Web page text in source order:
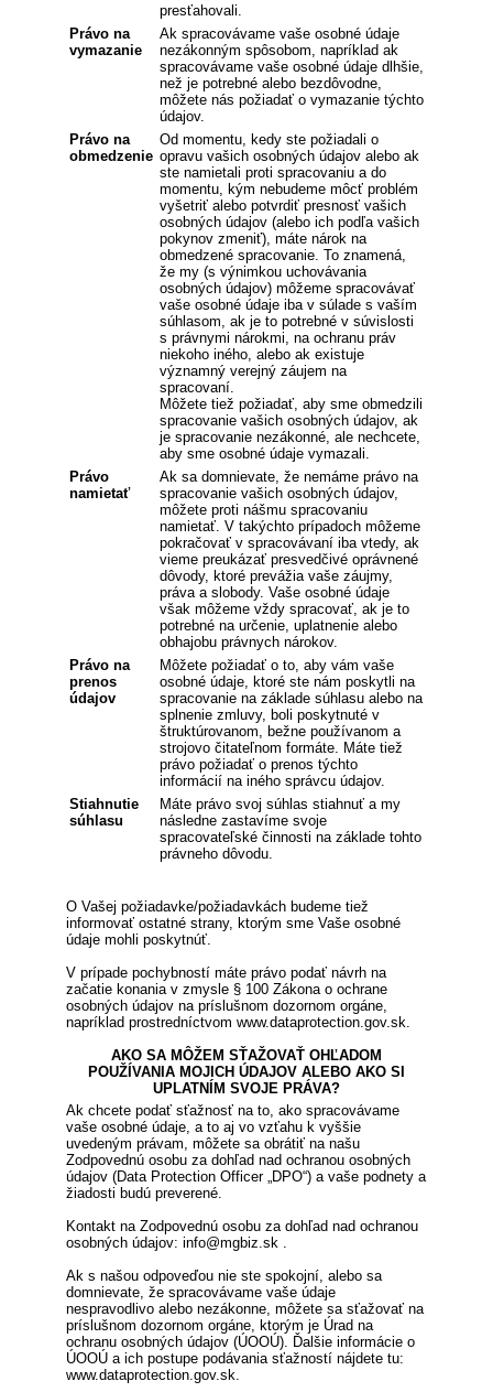
presťahovali.
Právo na
vymazanie
Ak spracovávame vaše osobné údaje
nezákonným spôsobom, napríklad ak
spracovávame vaše osobné údaje dlhšie,
než je potrebné alebo bezdôvodne,
môžete nás požiadať o vymazanie týchto
údajov.
Právo na
obmedzenie
Od momentu, kedy ste požiadali o
opravu vašich osobných údajov alebo ak
ste namietali proti spracovaniu a do
momentu, kým nebudeme môcť problém
vyšetriť alebo potvrdiť presnosť vašich
osobných údajov (alebo ich podľa vašich
pokynov zmeniť), máte nárok na
obmedzené spracovanie. To znamená,
že my (s výnimkou uchovávania
osobných údajov) môžeme spracovávať
vaše osobné údaje iba v súlade s vaším
súhlasom, ak je to potrebné v súvislosti
s právnymi nárokmi, na ochranu práv
niekoho iného, alebo ak existuje
významný verejný záujem na
spracovaní.
Môžete tiež požiadať, aby sme obmedzili
spracovanie vašich osobných údajov, ak
je spracovanie nezákonné, ale nechcete,
aby sme osobné údaje vymazali.
Právo
namietať
Ak sa domnievate, že nemáme právo na
spracovanie vašich osobných údajov,
môžete proti nášmu spracovaniu
namietať. V takýchto prípadoch môžeme
pokračovať v spracovávaní iba vtedy, ak
vieme preukázať presvedčivé oprávnené
dôvody, ktoré prevážia vaše záujmy,
práva a slobody. Vaše osobné údaje
však môžeme vždy spracovať, ak je to
potrebné na určenie, uplatnenie alebo
obhajobu právnych nárokov.
Právo na
prenos
údajov
Môžete požiadať o to, aby vám vaše
osobné údaje, ktoré ste nám poskytli na
spracovanie na základe súhlasu alebo na
splnenie zmluvy, boli poskytnuté v
štruktúrovanom, bežne používanom a
strojovo čitateľnom formáte. Máte tiež
právo požiadať o prenos týchto
informácií na iného správcu údajov.
Stiahnutie
súhlasu
Máte právo svoj súhlas stiahnuť a my
následne zastavíme svoje
spracovateľské činnosti na základe tohto
právneho dôvodu.
O Vašej požiadavke/požiadavkách budeme tiež
informovať ostatné strany, ktorým sme Vaše osobné
údaje mohli poskytnúť.
V prípade pochybností máte právo podať návrh na
začatie konania v zmysle § 100 Zákona o ochrane
osobných údajov na príslušnom dozornom orgáne,
napríklad prostredníctvom www.dataprotection.gov.sk.
AKO SA MÔŽEM SŤAŽOVAŤ OHĽADOM
POUŽÍVANIA MOJICH ÚDAJOV ALEBO AKO SI
UPLATNÍM SVOJE PRÁVA?
Ak chcete podať sťažnosť na to, ako spracovávame
vaše osobné údaje, a to aj vo vzťahu k vyššie
uvedeným právam, môžete sa obrátiť na našu
Zodpovednú osobu za dohľad nad ochranou osobných
údajov (Data Protection Officer „DPO“) a vaše podnety a
žiadosti budú preverené.
Kontakt na Zodpovednú osobu za dohľad nad ochranou
osobných údajov: info@mgbiz.sk .
Ak s našou odpoveďou nie ste spokojní, alebo sa
domnievate, že spracovávame vaše údaje
nespravodlivo alebo nezákonne, môžete sa sťažovať na
príslušnom dozornom orgáne, ktorým je Úrad na
ochranu osobných údajov (ÚOOÚ). Ďalšie informácie o
ÚOOÚ a ich postupe podávania sťažností nájdete tu:
www.dataprotection.gov.sk.